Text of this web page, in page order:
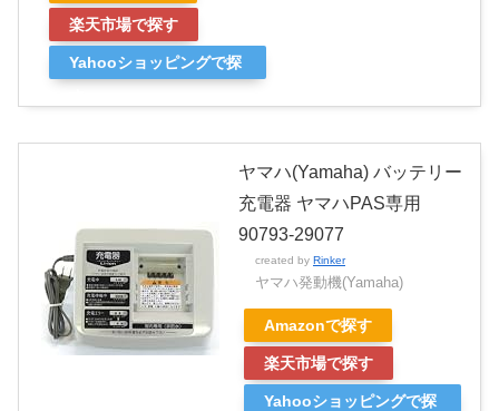
楽天市場で探す
Yahooショッピングで探
ヤマハ(Yamaha) バッテリー
充電器 ヤマハPAS専用
90793-29077
created by Rinker
ヤマハ発動機(Yamaha)
Amazonで探す
楽天市場で探す
Yahooショッピングで探